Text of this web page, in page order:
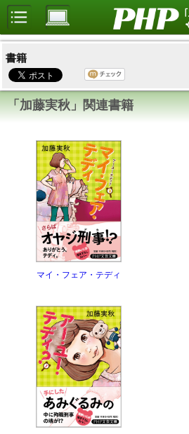
書籍
「加藤実秋」関連書籍
マイ・フェア・テディ